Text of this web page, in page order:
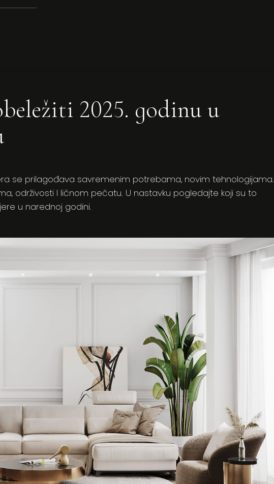
2025. godinu u
se prilagođava savremenim potrebama, novim tehnologijama.
održivosti I ličnom pečatu. U nastavku pogledajte koji su to
u narednoj godini.